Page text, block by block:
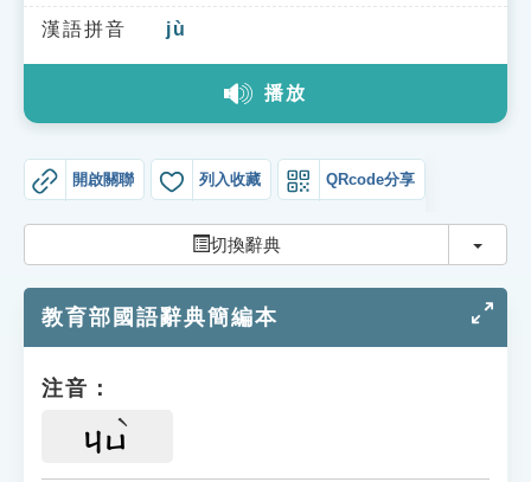
生命大百科索引
教學應用
貓頭鷹博士
漢語拼音 jù
播放
開啟關聯 列入收藏 QRcode分享
切換辭典 切換
教育部國語辭典簡編本
注音：
ㄐㄩ